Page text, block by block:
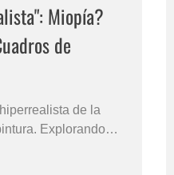
Miopía?
de
de la
Explorando la
PINTURA